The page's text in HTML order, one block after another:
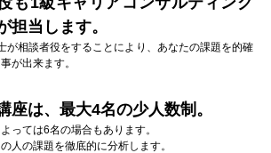
担当します。
が相談者役をすることにより、あなたの課題を的確
が出来ます。
座は、最大4名の少人数制。
っては6名の場合もあります。
人の課題を徹底的に分析します。